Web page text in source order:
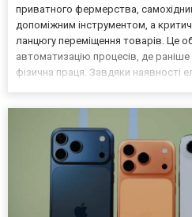
приватного фермерства,
допоміжним інструментом, а
ланцюгу переміщення товарів. Це
автоматизацію процесів, де
фізична праця. Завдяки наявності